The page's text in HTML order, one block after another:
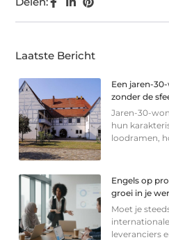
Laatste Bericht
Een jaren-
zonder de
Jaren-30-
hun
loodramen,
Engels op
groei in je
Moet je
leveranciers